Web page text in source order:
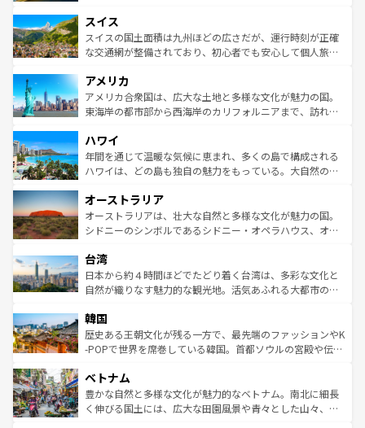
れる地方に足を運ぶとそれぞれで全く異なる文化を体験で
きるだろう。 なお、新着のフランス情報はコンテンツ一覧
を参照してほしい。
は、お酒好きな人にはぜひ体験してほしい。 なお、新着の
ドイツ情報はコンテンツ一覧を参照してほしい。
リアごとに異なる魅力がある。また、優雅なアフタヌーン
ティー、ビール好きにはたまらない英国パブ、サッカー観
戦など、本場だからこそできる体験も豊富。イギリスを旅
ンツ一覧を参照してほしい。
スイス
スイスの国土面積は九州ほどの広さだが、運行時刻が正確
な交通網が整備されており、初心者でも安心して個人旅行
の建物がそのまま残る町や、スイスならではのユニークな
博物館もあり、アルプス観光だけでなく町歩きも満喫する
ことができる。国民の所得が高いため物価も高いが、旅行
ば市内交通費無料で観光を楽しむこともできる。 なお、新
着のスイス情報はコンテンツ一覧 を参照してほしい。
アメリカ
アメリカ合衆国は、広大な土地と多様な文化が魅力の国。
東海岸の都市部から西海岸のカリフォルニアまで、訪れる
のような巨大都市は、観光、ショッピング、エンターテイ
ンメントが詰まった刺激的なスポットだ。一方、アメリカ
西部には大自然が広がり、グランドキャニオンやイエロー
部のニューオーリンズでは、音楽と美食が融合した独特の
文化が魅力。旅行者はアメリカの各地域で異なる魅力を楽
しみながら、その多様性と豊かな歴史を感じることができ
ならではの贅沢な旅のスタイルだ。 なお、新着のアメリカ
情報はコンテンツ一覧を参照してほしい。
ハワイ
年間を通じて温暖な気候に恵まれ、多くの島で構成される
ハワイは、どの島も独自の魅力をもっている。大自然の神
ワイ島は見逃せない。また、定番の観光地といえばオアフ
島だが、静かな自然を求めるならマウイ島やカウアイ島が
おすすめ。エメラルドグリーンに輝く海をはじめ、豊かな
れるおもてなしの心で訪れる人々を迎えてくれるハワイの
人々、おいしいローカルフードやハワイアンミュージッ
ク、伝統的なフラダンスなど、すべてがハワイの魅力を彩
ワイを、存分に味わってほしい。 なお、新着のハワイ情報
はコンテンツ一覧を参照してほしい。
オーストラリア
オーストラリアは、壮大な自然と多様な文化が魅力の国。
シドニーのシンボルであるシドニー・オペラハウス、オー
リアリーフや大陸中央部にそびえるウルル（エアーズロッ
ク）、タスマニアの美しい原生林やケアンズの熱帯雨林な
ど、見どころがたくさん。また、カフェやワイン、オージ
いる。アクティビティも充実しており、サーフィンやダイ
ビング、ハイキングなど、アウトドア好きにはたまらな
い。オーストラリアの多彩な魅力を存分に味わいつくそ
参照してほしい。
台湾
日本から約４時間ほどでたどり着く台湾は、多彩な文化と
自然が織りなす魅力的な観光地。活気あふれる大都市の台
ン）、静ひつな山岳地帯である台湾東部など、都市の喧騒
と山間の静けさが共存しており、訪れる人に新しい発見と
驚きをもたらしてくれる。また、奥深い台湾の食文化も魅
容にもいいと評判のスイーツなど、バラエティ豊かな料理
が味わえる。 なお、新着の台湾情報は コンテンツ一覧を参
照してほしい。
韓国
歴史ある王朝文化が残る一方で、最先端のファッションやK
-POPで世界を席巻している韓国。首都ソウルの宮殿や伝統
き、地方に足を延ばせば四季折々の自然美を楽しむことが
できる。そして、キムチや焼肉、絶品のストリートフード
まで、さまざまな韓国料理が待っている。夜には、韓国な
ベトナム
豊かな自然と多様な文化が魅力的なベトナム。南北に細長
く伸びる国土には、広大な田園風景や青々とした山々、世